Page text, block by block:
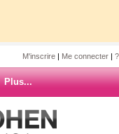
M'inscrire | Me connecter |
Plus...